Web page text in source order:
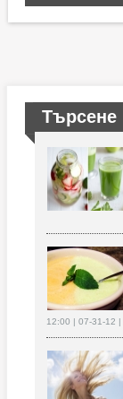
Търсене
12:00 | 07-31-12 |